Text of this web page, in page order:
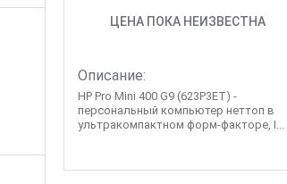
ЦЕНА ПОКА НЕИЗВЕСТНА
Описание:
HP Pro Mini 400 G9 (623P3ET) -
персональный компьютер неттоп в
ультракомпактном форм-факторе, I...